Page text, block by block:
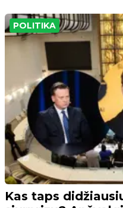
POLITIKA
Kas taps